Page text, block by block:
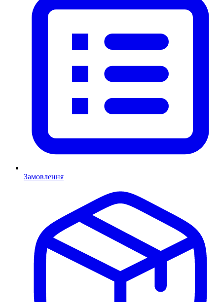
Замовлення